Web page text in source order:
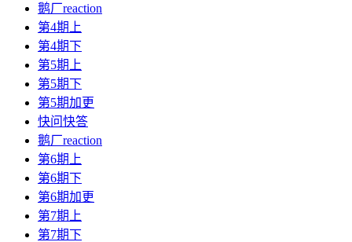
鹅厂reaction
第4期上
第4期下
第5期上
第5期下
第5期加更
快问快答
鹅厂reaction
第6期上
第6期下
第6期加更
第7期上
第7期下